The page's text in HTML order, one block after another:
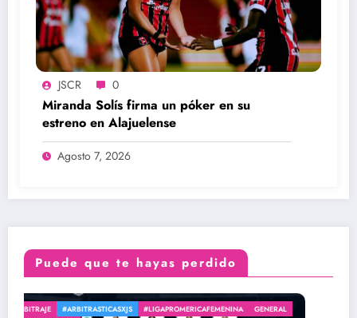
JSCR 0
Miranda Solís firma un póker en su
estreno en Alajuelense
Agosto 7, 2026
Puede que te hayas perdido
GENERAL #LIGAPROMERICAFEMENINA GENERAL PRIMERA DIVISIÓN